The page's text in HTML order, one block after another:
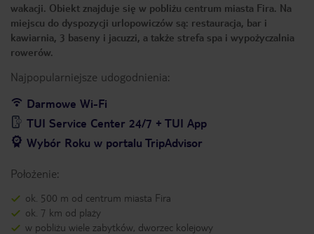
wakacji. Obiekt znajduje się w pobliżu centrum miasta Fira. Na
miejscu do dyspozycji urlopowiczów są: restauracja, bar i
kawiarnia, 3 baseny i jacuzzi, a także strefa spa i wypożyczalnia
rowerów.
Najpopularniejsze udogodnienia:
Darmowe Wi-Fi
TUI Service Center 24/7 + TUI App
Wybór Roku w portalu TripAdvisor
Położenie:
ok. 500 m od centrum miasta Fira
ok. 7 km od plaży
w pobliżu wiele zabytków, dworzec kolejowy